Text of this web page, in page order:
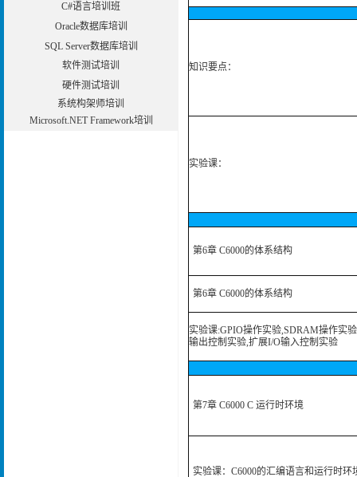
C#语言培训班
Oracle数据库培训
SQL Server数据库培训
软件测试培训
硬件测试培训
系统构架师培训
Microsoft.NET Framework培训
知识要点：
实验课：
第6章 C6000的体系结构
第6章 C6000的体系结构
实验课:GPIO操作实验,SDRAM操作实验
输出控制实验,扩展I/O输入控制实验
第7章 C6000 C 运行时环境
实验课：C6000的汇编语言和运行时环